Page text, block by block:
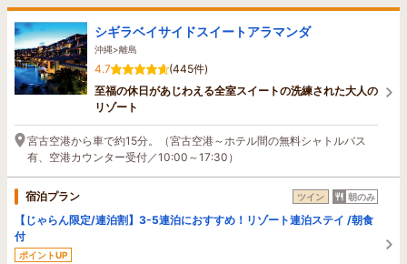
シギラベイサイドスイートアラマンダ
沖縄>離島
4.7
(445件)
至福の休日があじわえる全室スイートの洗練された大人の
リゾート
宮古空港から車で約15分。（宮古空港～ホテル間の無料シャトルバス
有、空港カウンター受付／10:00～17:30）
宿泊プラン ツイン 朝のみ
【じゃらん限定/連泊割】3-5連泊におすすめ！リゾート連泊ステイ /朝食
付
ポイントUP